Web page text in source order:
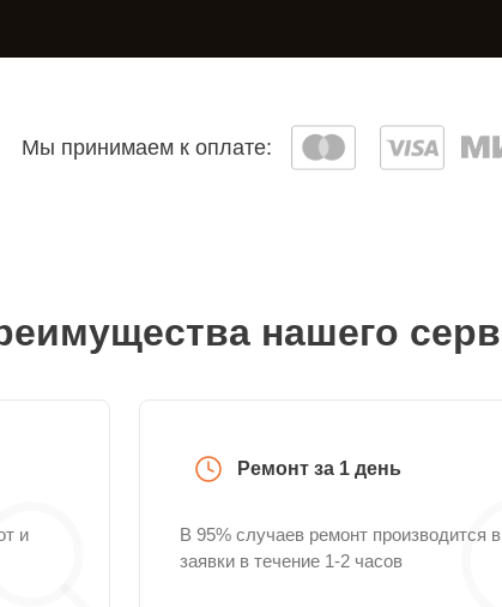
Мы принимаем к оплате:
нашего
и
Ремонт за 1 день
В 95% случаев ремонт производится
заявки в течение 1-2 часов